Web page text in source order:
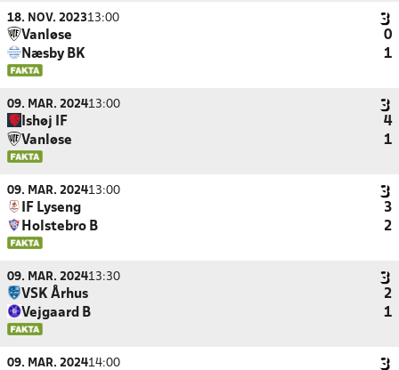
18. NOV. 202313:00
Vanløse
0
Næsby BK
1
09. MAR. 202413:00
Ishøj IF
4
Vanløse
1
09. MAR. 202413:00
IF Lyseng
3
Holstebro B
2
09. MAR. 202413:30
VSK Århus
2
Vejgaard B
1
09. MAR. 202414:00